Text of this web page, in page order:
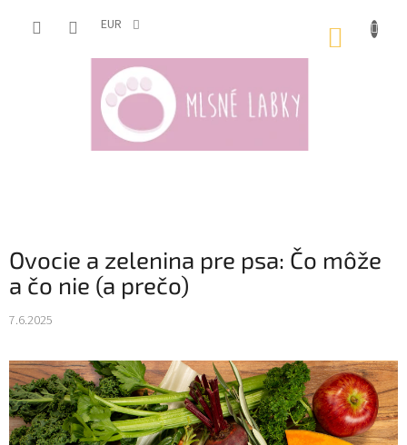
EUR
Ovocie a zelenina pre psa: Čo môže
a čo nie (a prečo)
7.6.2025